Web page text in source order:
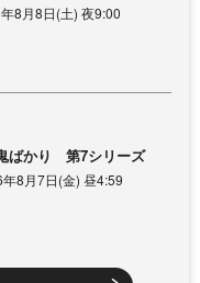
8月8日(土) 夜9:00
ばかり 第7シリーズ
8月7日(金) 昼4:59